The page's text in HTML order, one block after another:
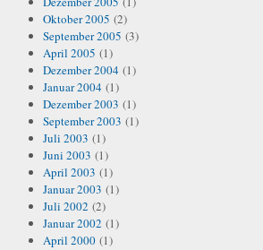
Oktober 2005 (2)
September 2005 (3)
April 2005 (1)
Dezember 2004 (1)
Januar 2004 (1)
Dezember 2003 (1)
September 2003 (1)
Juli 2003 (1)
Juni 2003 (1)
April 2003 (1)
Januar 2003 (1)
Juli 2002 (2)
Januar 2002 (1)
April 2000 (1)